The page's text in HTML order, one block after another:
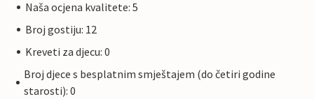
Naša ocjena kvalitete: 5
Broj gostiju: 12
Kreveti za djecu: 0
Broj djece s besplatnim smještajem (do četiri godine
starosti): 0